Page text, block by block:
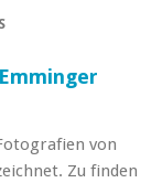
von
Zu finden